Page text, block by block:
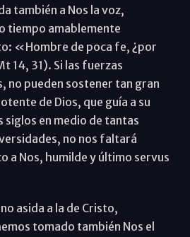
también a Nos la voz,
tiempo amablemente
«Hombre de poca fe, ¿por
14, 31). Si las fuerzas
no pueden sostener tan gran
de Dios, que guía a su
siglos en medio de tantas
no nos faltará
a Nos, humilde y último servus
asida a la de Cristo,
tomado también Nos el